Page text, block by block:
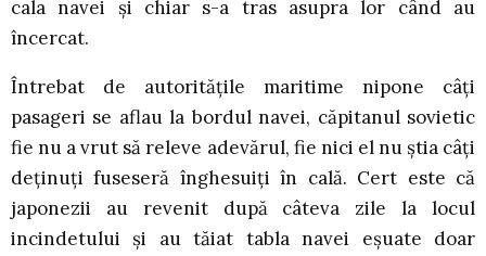
cala navei şi chiar s-a tras asupra lor când au
încercat.
Întrebat de autorităţile maritime nipone câţi
pasageri se aflau la bordul navei, căpitanul sovietic
fie nu a vrut să releve adevărul, fie nici el nu ştia câţi
deţinuţi fuseseră înghesuiţi în cală. Cert este că
japonezii au revenit după câteva zile la locul
incindetului şi au tăiat tabla navei eşuate doar